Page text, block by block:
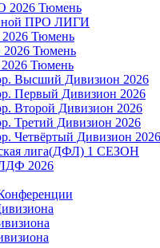
2026 Тюмень
ПРО ЛИГИ
Тюмень
Тюмень
Тюмень
Высший Дивизион 2026
Первый Дивизион 2026
Второй Дивизион 2026
Третий Дивизион 2026
Четвёртый Дивизион 2026
лига(ДФЛ) 1 СЕЗОН
2026